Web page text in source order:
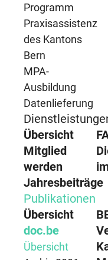
Programm
Praxisassistenz
des Kantons
Bern
MPA-
Ausbildung
Datenlieferung
Übersicht
Mitglied
werden
Jahresbeiträge
Publikationen
Übersicht
doc.be
Übersicht